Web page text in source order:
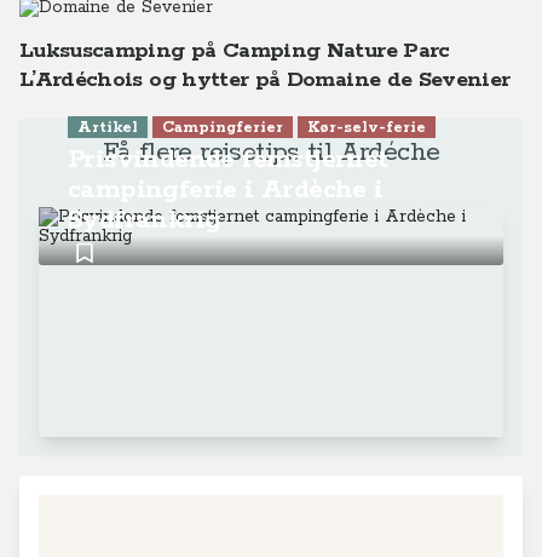
Luksuscamping på Camping Nature Parc
L’Ardéchois og hytter på Domaine de Sevenier
Få flere rejsetips til Ardéche
Artikel Campingferier Kør-selv-ferie
Prisvindende femstjernet
Sydfrankrig